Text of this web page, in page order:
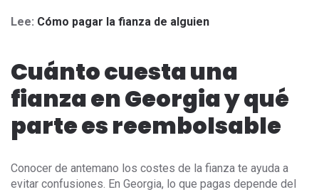
Lee: Cómo pagar la fianza de alguien
Cuánto cuesta una
fianza en Georgia y qué
parte es reembolsable
Conocer de antemano los costes de la fianza te ayuda a
evitar confusiones. En Georgia, lo que pagas depende del